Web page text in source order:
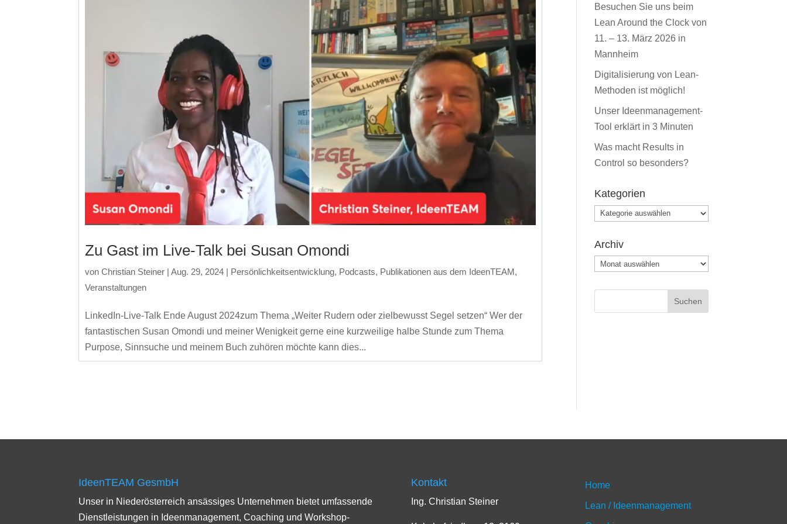
Zu Gast im Live-Talk bei Susan Omondi
vonChristian Steiner |Aug. 29, 2024 | Persönlichkeitsentwicklung, Podcasts, Publikationen aus dem IdeenTEAM,
Veranstaltungen
LinkedIn-Live-Talk Ende August 2024zum Thema „Weiter Rudern oder zielbewusst Segel setzen“ Wer der
fantastischen Susan Omondi und meiner Wenigkeit gerne eine kurzweilige halbe Stunde zum Thema
Purpose, Sinnsuche und meinem Buch zuhören möchte kann dies...
Besuchen Sie uns beim
Lean Around the Clock von
11. – 13. März 2026 in
Mannheim
Digitalisierung von Lean-
Methoden ist möglich!
Unser Ideenmanagement-
Tool erklärt in 3 Minuten
Was macht Results in
Control so besonders?
Kategorien
Kategorien
Archiv
Archiv
IdeenTEAM GesmbH
Unser in Niederösterreich ansässiges Unternehmen bietet umfassende
Dienstleistungen in Ideenmanagement, Coaching und Workshop-
Kontakt
Ing. Christian Steiner
Home
Lean / Ideenmanagement